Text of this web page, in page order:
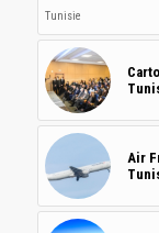
Tunisie
Air